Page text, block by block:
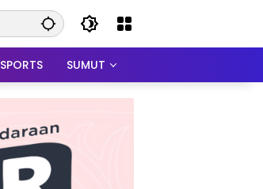
SPORTS SUMUT